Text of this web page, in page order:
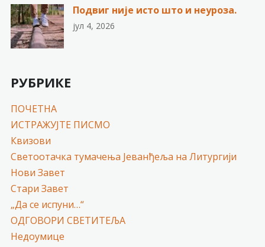
Подвиг није исто што и неуроза.
јул 4, 2026
РУБРИКЕ
ПОЧЕТНА
ИСТРАЖУЈТЕ ПИСМО
Квизови
Светоотачка тумачења Јеванђеља на Литургији
Нови Завет
Стари Завет
„Да се испуни…“
ОДГОВОРИ СВЕТИТЕЉА
Недоумице